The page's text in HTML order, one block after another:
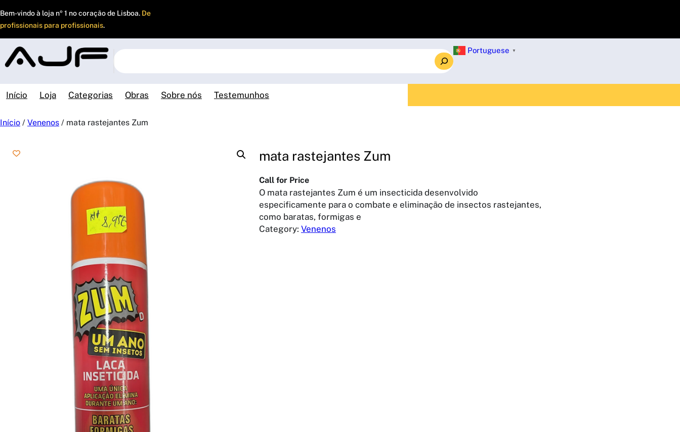
para
o
Bem-vindo à loja nº 1 no coração de Lisboa. De
profissionais para profissionais.
S
e
Portuguese ▼
Início Loja Categorias Obras Sobre nós Testemunhos
Início / Venenos / mata rastejantes Zum
mata rastejantes Zum
Call for Price
O mata rastejantes Zum é um insecticida desenvolvido
especificamente para o combate e eliminação de insectos rastejantes,
como baratas, formigas e
Category: Venenos